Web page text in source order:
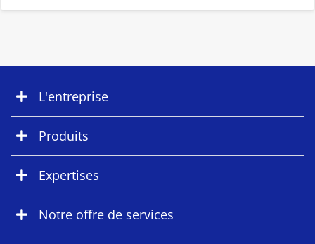
L'entreprise
Produits
Expertises
Notre offre de services